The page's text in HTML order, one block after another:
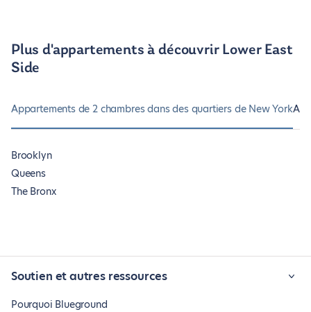
Plus d'appartements à découvrir Lower East
Side
Appartements de 2 chambres dans des quartiers de New York
Brooklyn
Queens
The Bronx
Soutien et autres ressources
Pourquoi Blueground